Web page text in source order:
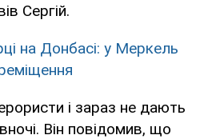
Сергій.
на Донбасі: у Меркель
і зараз не дають
Він повідомив, що